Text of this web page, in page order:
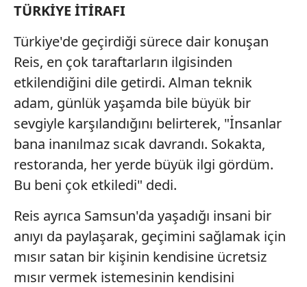
TÜRKİYE İTİRAFI
Türkiye'de geçirdiği sürece dair konuşan
Reis, en çok taraftarların ilgisinden
etkilendiğini dile getirdi. Alman teknik
adam, günlük yaşamda bile büyük bir
sevgiyle karşılandığını belirterek, "İnsanlar
bana inanılmaz sıcak davrandı. Sokakta,
restoranda, her yerde büyük ilgi gördüm.
Bu beni çok etkiledi" dedi.
Reis ayrıca Samsun'da yaşadığı insani bir
anıyı da paylaşarak, geçimini sağlamak için
mısır satan bir kişinin kendisine ücretsiz
mısır vermek istemesinin kendisini